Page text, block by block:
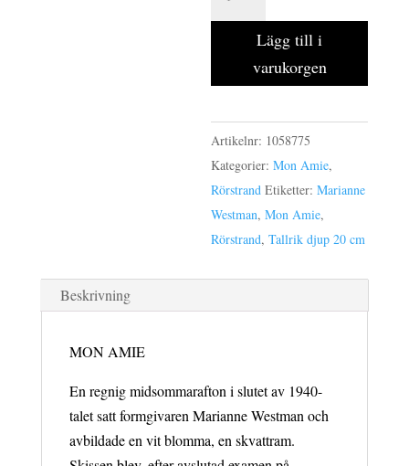
AMIE
Lägg till i
varukorgen
Artikelnr: 1058775
Kategorier:Mon Amie,
Rörstrand Etiketter:Marianne
Westman,Mon Amie,
Rörstrand,Tallrik djup 20 cm
Beskrivning
MON AMIE
En regnig midsommarafton i slutet av 1940-
talet satt formgivaren Marianne Westman och
avbildade en vit blomma, en skvattram.